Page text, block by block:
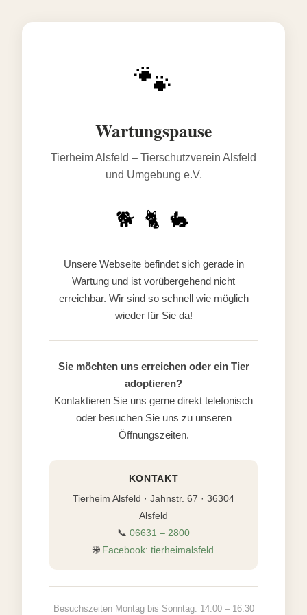
🐾
Wartungspause
Tierheim Alsfeld – Tierschutzverein Alsfeld
und Umgebung e.V.
🐕 🐈 🐇
Unsere Webseite befindet sich gerade in
Wartung und ist vorübergehend nicht
erreichbar. Wir sind so schnell wie möglich
wieder für Sie da!
Sie möchten uns erreichen oder ein Tier
adoptieren?
Kontaktieren Sie uns gerne direkt telefonisch
oder besuchen Sie uns zu unseren
Öffnungszeiten.
KONTAKT
Tierheim Alsfeld · Jahnstr. 67 · 36304
Alsfeld
📞 06631 – 2800
🌐 Facebook: tierheimalsfeld
Besuchszeiten Montag bis Sonntag: 14:00 – 16:30